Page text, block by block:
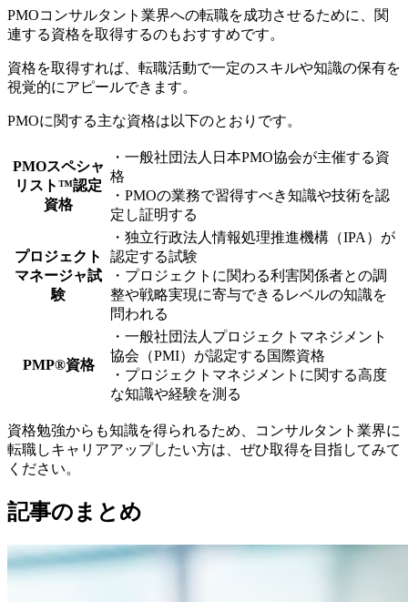
PMOコンサルタント業界への転職を成功させるために、 関
連する資格を取得するのもおすすめです。
資格を取得すれば、転職活動で一定のスキルや知識の保有を
視覚的にアピールできます。
PMOに関する主な資格は以下のとおりです。
PMOスペシャ
リスト™認定
資格
・一般社団法人日本PMO協会が主催する資
格
・PMOの業務で習得すべき知識や技術を認
定し証明する
プロジェクト
マネージャ試
験
・独立行政法人情報処理推進機構（IPA）が
認定する試験
・プロジェクトに関わる利害関係者との調
整や戦略実現に寄与できるレベルの知識を
問われる
PMP®資格
・一般社団法人プロジェクトマネジメント
協会（PMI）が認定する国際資格
・プロジェクトマネジメントに関する高度
な知識や経験を測る
資格勉強からも知識を得られるため、コンサルタント業界に
転職しキャリアアップしたい方は、ぜひ取得を目指してみて
ください。
記事のまとめ